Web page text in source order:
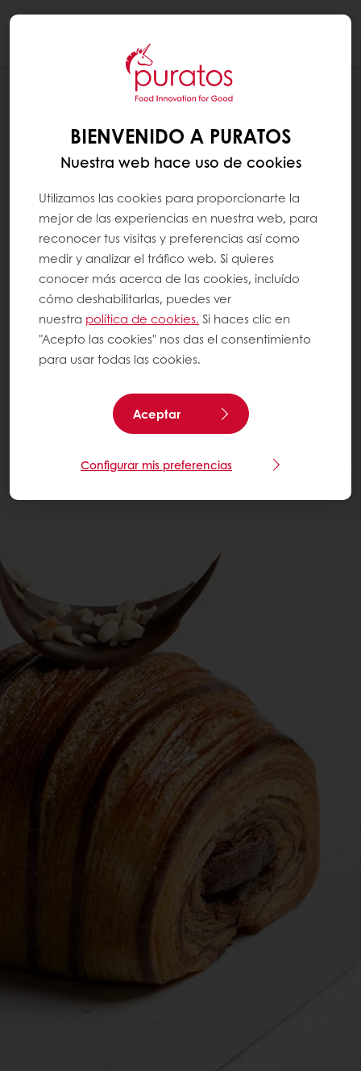
BIENVENIDO A PURATOS
Nuestra web hace uso de cookies
Utilizamos las cookies para proporcionarte la
mejor de las experiencias en nuestra web, para
reconocer tus visitas y preferencias así como
medir y analizar el tráfico web. Si quieres
conocer más acerca de las cookies, incluído
cómo deshabilitarlas, puedes ver
nuestra política de cookies. Si haces clic en
"Acepto las cookies" nos das el consentimiento
para usar todas las cookies.
Aceptar
Configurar mis preferencias